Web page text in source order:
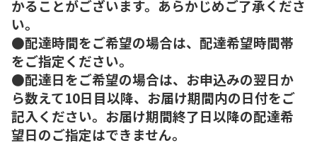
かることがございます。あらかじめご了承くださ
い。
●配達時間をご希望の場合は、配達希望時間帯
をご指定ください。
●配達日をご希望の場合は、お申込みの翌日か
ら数えて10日目以降、お届け期間内の日付をご
記入ください。お届け期間終了日以降の配達希
望日のご指定はできません。